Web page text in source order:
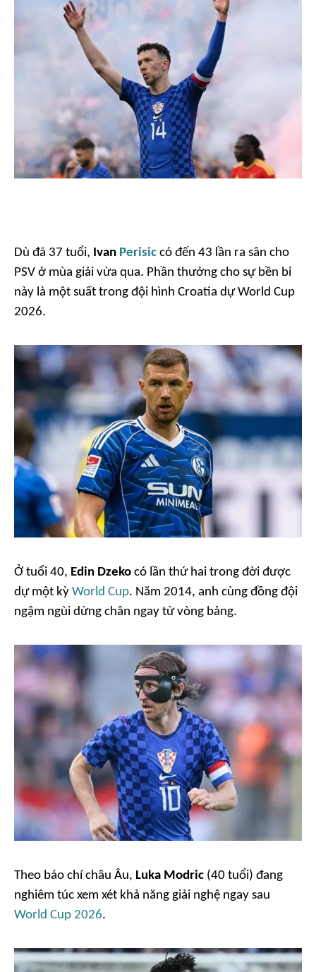
Dù đã 37 tuổi, Ivan Perisic có đến 43 lần ra sân cho
PSV ở mùa giải vừa qua. Phần thưởng cho sự bền bỉ
này là một suất trong đội hình Croatia dự World Cup
2026.
Ở tuổi 40, Edin Dzeko có lần thứ hai trong đời được
dự một kỳ World Cup. Năm 2014, anh cùng đồng đội
ngậm ngùi dừng chân ngay từ vòng bảng.
Theo báo chí châu Âu, Luka Modric (40 tuổi) đang
nghiêm túc xem xét khả năng giải nghệ ngay sau
World Cup 2026.